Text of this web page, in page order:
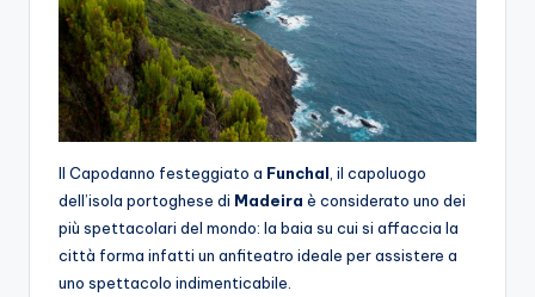
Il Capodanno festeggiato a Funchal, il capoluogo
dell’isola portoghese di Madeira è considerato uno dei
più spettacolari del mondo: la baia su cui si affaccia la
città forma infatti un anfiteatro ideale per assistere a
uno spettacolo indimenticabile.